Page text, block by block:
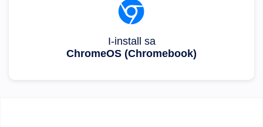
I-install sa
ChromeOS (Chromebook)